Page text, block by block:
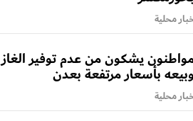
محلية
يشكون من عدم توفير الغاز
وبيعه بأسعار مرتفعة بعدن
محلية